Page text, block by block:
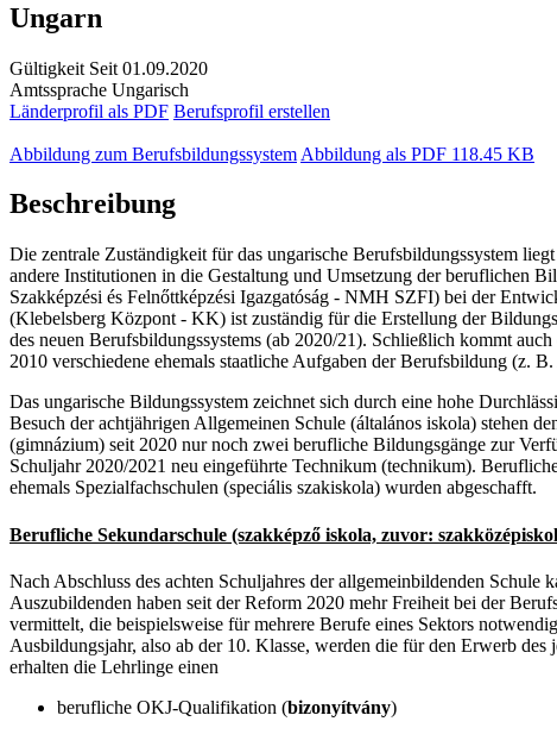
Ungarn
Gültigkeit Seit 01.09.2020
Amtssprache Ungarisch
Länderprofil als PDF Berufsprofil erstellen
Abbildung zum Berufsbildungssystem Abbildung als PDF 118.45 KB
Beschreibung
Die zentrale Zuständigkeit für das ungarische Berufsbildungssystem
andere Institutionen in die Gestaltung und Umsetzung der beruflichen
Szakképzési és Felnőttképzési Igazgatóság - NMH SZFI) bei der
(Klebelsberg Központ - KK) ist zuständig für die Erstellung der
des neuen Berufsbildungssystems (ab 2020/21). Schließlich kommt
2010 verschiedene ehemals staatliche Aufgaben der Berufsbildung (z.
Das ungarische Bildungssystem zeichnet sich durch eine hohe
Besuch der achtjährigen Allgemeinen Schule (általános iskola) stehen
(gimnázium) seit 2020 nur noch zwei berufliche Bildungsgänge zur
Schuljahr 2020/2021 neu eingeführte Technikum (technikum).
ehemals Spezialfachschulen (speciális szakiskola) wurden abgeschafft.
Berufliche Sekundarschule (szakképző iskola, zuvor:
Nach Abschluss des achten Schuljahres der allgemeinbildenden
Auszubildenden haben seit der Reform 2020 mehr Freiheit bei der
vermittelt, die beispielsweise für mehrere Berufe eines Sektors
Ausbildungsjahr, also ab der 10. Klasse, werden die für den Erwerb
erhalten die Lehrlinge einen
berufliche OKJ-Qualifikation (bizonyítvány)